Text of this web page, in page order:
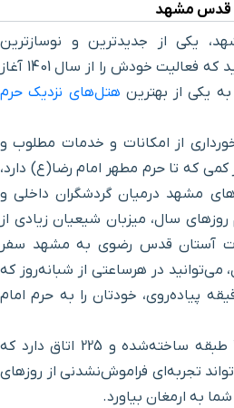
۴ دقیقه با خودرو(۱ کیلومتر و ۹۰۲ متر)
۴ دقیقه با خودرو(۱ کیلومتر و ۹۲۷ متر)
۴ دقیقه با خودرو(۱ کیلومتر و ۹۳۶ متر)
۴ دقیقه با خودرو(۱ کیلومتر و ۹۳۶ متر)
۴ دقیقه با خودرو(۱ کیلومتر و ۹۳۶ متر)
قدس مشهد
یکی از جدیدترین و نوسازترین
به‌شمار می‌آید که فعالیت خودش را از سال 1401 آغاز
یکی از بهترین هتل‌های نزدیک حرم
برخورداری از امکانات و خدمات مطلوب و
کمی که تا حرم مطهر امام رضا(ع) دارد،
مشهد درمیان گردشگران داخلی و
سال، میزبان شیعیان زیادی از
آستان قدس رضوی به مشهد سفر
می‌توانید در هرساعتی از شبانه‌روز که
می‌خواهد فقط با 3 دقیقه پیاده‌روی، خودتان را به حرم امام
هتل قصرالضیافة قدس در 11 طبقه ساخته‌شده و 225 اتاق دارد که
تجربه‌ای فراموش‌نشدنی از روزهای
به ارمغان بیاورد.